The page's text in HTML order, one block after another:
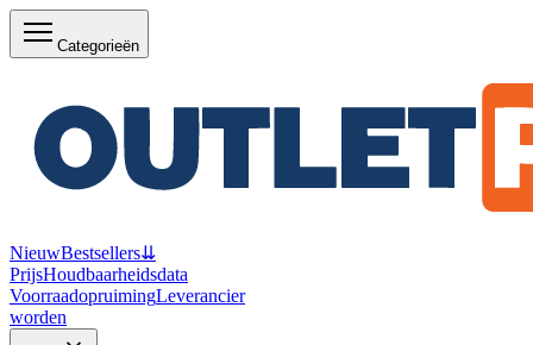
Categorieën
NieuwBestsellers⇊
PrijsHoudbaarheidsdata
VoorraadopruimingLeverancier
worden